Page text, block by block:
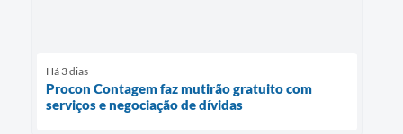
Há 3 dias
Procon Contagem faz mutirão gratuito com
serviços e negociação de dívidas